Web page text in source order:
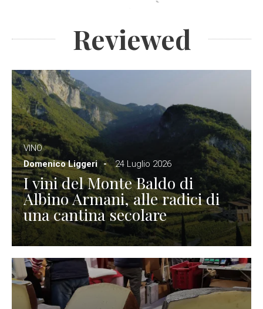
Reviewed
VINO
Domenico Liggeri
24 Luglio 2026
I vini del Monte Baldo di
Albino Armani, alle radici di
una cantina secolare